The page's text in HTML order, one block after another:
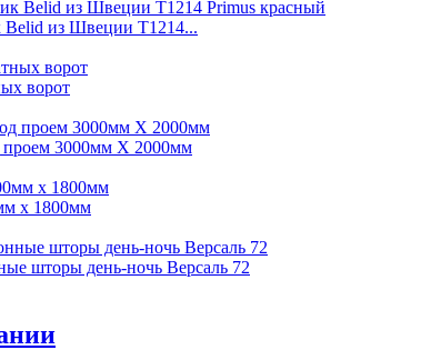
Belid из Швеции T1214...
ворот
проем 3000мм Х 2000мм
х 1800мм
шторы день-ночь Версаль 72